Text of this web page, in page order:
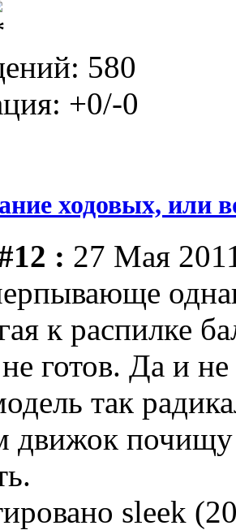
580
+0/-0
ходовых, или
: 27 Мая
к распилке
готов. Да и
так
движок
sleek